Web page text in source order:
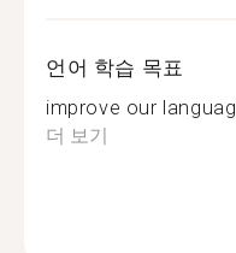
언어 학습 목표
improve our
더 보기